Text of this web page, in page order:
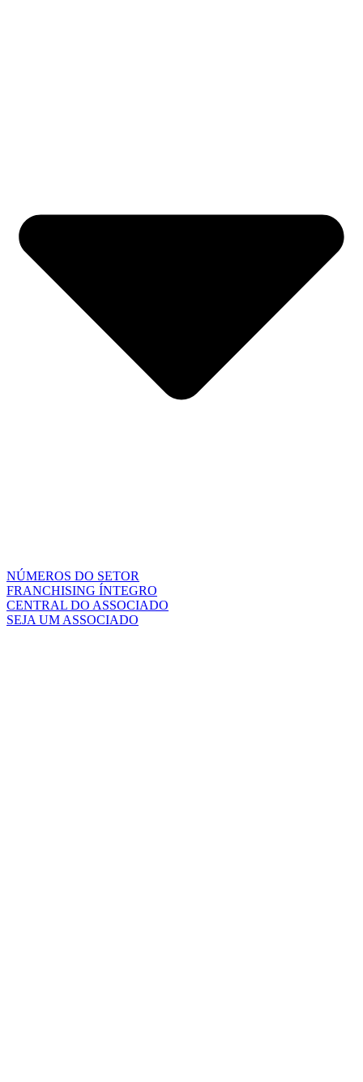
NÚMEROS DO SETOR
FRANCHISING ÍNTEGRO
CENTRAL DO ASSOCIADO
SEJA UM ASSOCIADO